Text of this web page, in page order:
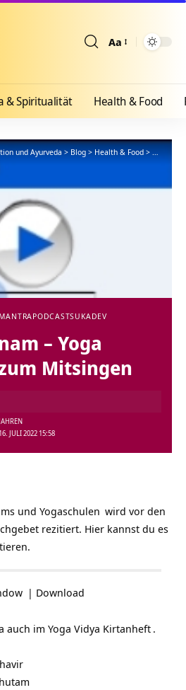
Aa
& Spiritualität Health & Food
und Ayurveda>Blog>Health & Food>Ayurveda
MANTRAPODCASTSUKADEV
– Yoga
Mitsingen
JULI 2022 15:58
und Yogaschulen wird vor den
rezitiert. Hier kannst du es
| Download
auch im Yoga Vidya Kirtanheft .